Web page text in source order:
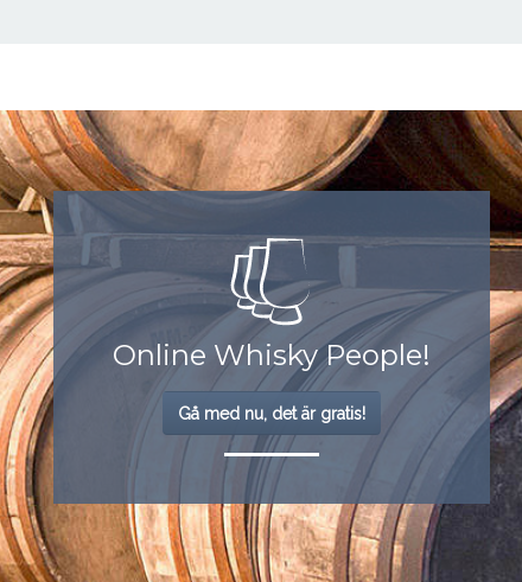
Online Whisky People!
Gå med nu, det är gratis!